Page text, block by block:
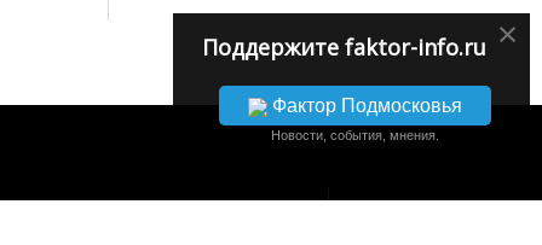
×
Поддержите faktor-info.ru
Фактор Подмосковья
Новости, события, мнения.